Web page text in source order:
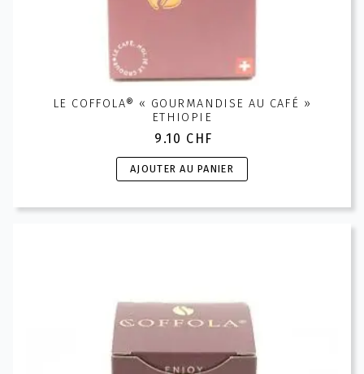
LE COFFOLA® « GOURMANDISE AU CAFÉ »
ETHIOPIE
9.10 CHF
AJOUTER AU PANIER